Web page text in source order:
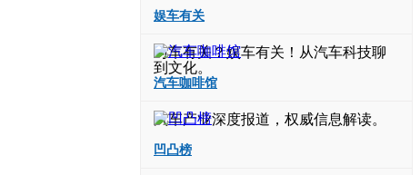
娱车有关
与车有关？娱车有关！从汽车科技聊
到文化。
汽车咖啡馆
汽车产业深度报道，权威信息解读。
凹凸榜